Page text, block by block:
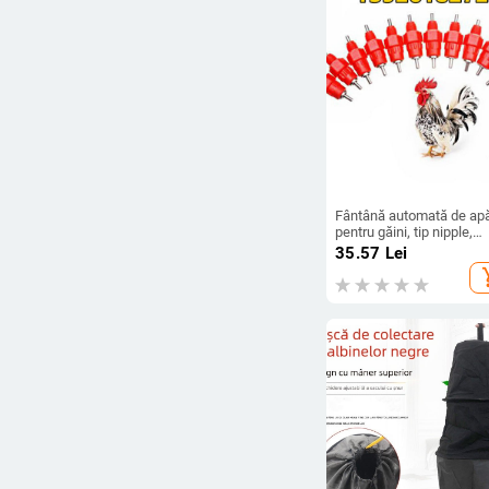
Fântână automată de
pentru găini, tip nipple,
model 132, Changbaole
35.57 Lei